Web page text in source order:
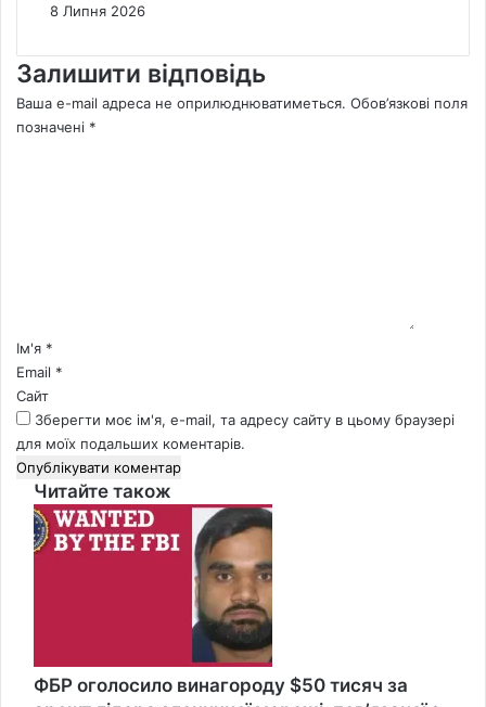
8 Липня 2026
Залишити відповідь
Ваша e-mail адреса не оприлюднюватиметься. Обов’язкові поля
позначені *
*
Ім'я *
Email *
Сайт
Зберегти моє ім'я, e-mail, та адресу сайту в цьому браузері
для моїх подальших коментарів.
Читайте також
Close
ФБР оголосило винагороду $50 тисяч за